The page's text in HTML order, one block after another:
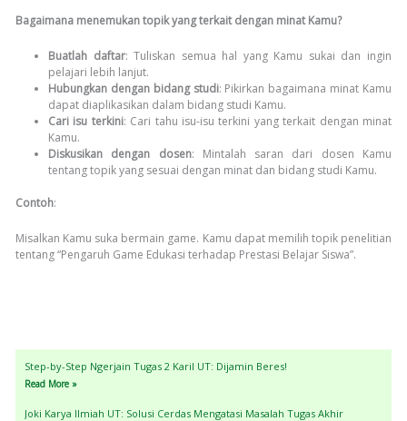
Bagaimana menemukan topik yang terkait dengan minat Kamu?
Buatlah daftar: Tuliskan semua hal yang Kamu sukai dan ingin
pelajari lebih lanjut.
Hubungkan dengan bidang studi: Pikirkan bagaimana minat Kamu
dapat diaplikasikan dalam bidang studi Kamu.
Cari isu terkini: Cari tahu isu-isu terkini yang terkait dengan minat
Kamu.
Diskusikan dengan dosen: Mintalah saran dari dosen Kamu
tentang topik yang sesuai dengan minat dan bidang studi Kamu.
Contoh:
Misalkan Kamu suka bermain game. Kamu dapat memilih topik penelitian
tentang “Pengaruh Game Edukasi terhadap Prestasi Belajar Siswa”.
Step-by-Step Ngerjain Tugas 2 Karil UT: Dijamin Beres!
Read More »
Joki Karya Ilmiah UT: Solusi Cerdas Mengatasi Masalah Tugas Akhir